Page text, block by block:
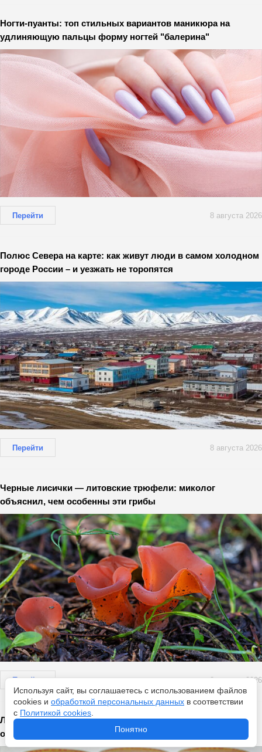
Ногти-пуанты: топ стильных вариантов маникюра на
удлиняющую пальцы форму ногтей "балерина"
Перейти 8 августа 2026
Полюс Севера на карте: как живут люди в самом холодном
городе России – и уезжать не торопятся
Перейти 8 августа 2026
Черные лисички — литовские трюфели: миколог
объяснил, чем особенны эти грибы
Перейти 8 августа 2026
Ленивый борщ на зиму в банке: 40 закруток улетают без
остатка — получается наваристый и сочный
Используя сайт, вы соглашаетесь с использованием файлов
cookies и обработкой персональных данных в соответствии
с Политикой cookies
Понятно